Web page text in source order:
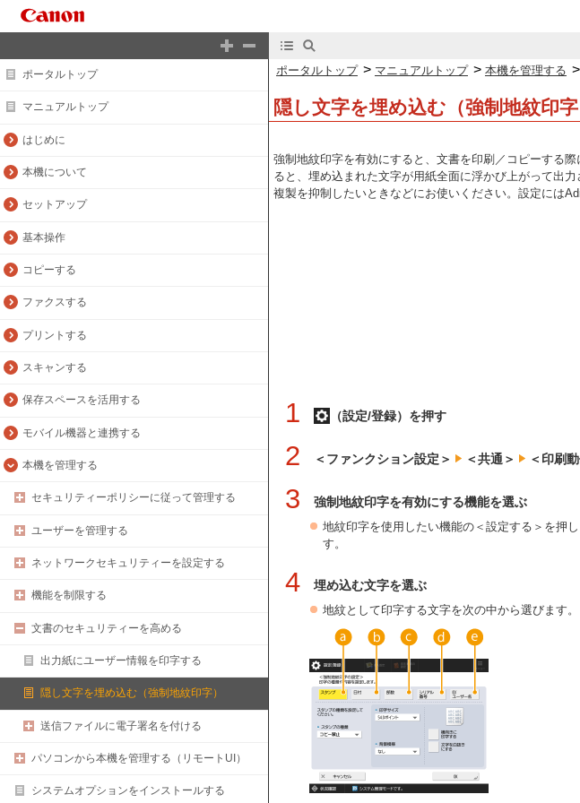
ポータルトップ
マニュアルトップ
はじめに
本機について
セットアップ
基本操作
コピーする
ファクスする
プリントする
スキャンする
保存スペースを活用する
モバイル機器と連携する
本機を管理する
セキュリティーポリシーに従って管理する
ユーザーを管理する
ネットワークセキュリティーを設定する
機能を制限する
文書のセキュリティーを高める
出力紙にユーザー情報を印字する
隠し文字を埋め込む（強制地紋印字）
送信ファイルに電子署名を付ける
パソコンから本機を管理する（リモートUI）
システムオプションをインストールする
ポータルトップ > マニュアルトップ > 本機を管理する >
隠し文字を埋め込む（強制地紋印字
強制地紋印字を有効にすると、文書を印刷／コピーする
ると、埋め込まれた文字が用紙全面に浮かび上がって出
複製を抑制したいときなどにお使いください。設定には
1 （設定/登録）を押す
2 ＜ファンクション設定＞ ＜共通＞ ＜印刷
3 強制地紋印字を有効にする機能を選ぶ
地紋印字を使用したい機能の＜設定する＞を押
す。
4 埋め込む文字を選ぶ
地紋として印字する文字を次の中から選びます。